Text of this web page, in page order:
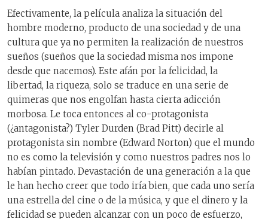
Efectivamente, la película analiza la situación del
hombre moderno, producto de una sociedad y de una
cultura que ya no permiten la realización de nuestros
sueños (sueños que la sociedad misma nos impone
desde que nacemos). Este afán por la felicidad, la
libertad, la riqueza, solo se traduce en una serie de
quimeras que nos engolfan hasta cierta adicción
morbosa. Le toca entonces al co-protagonista
(¿antagonista?) Tyler Durden (Brad Pitt) decirle al
protagonista sin nombre (Edward Norton) que el mundo
no es como la televisión y como nuestros padres nos lo
habían pintado. Devastación de una generación a la que
le han hecho creer que todo iría bien, que cada uno sería
una estrella del cine o de la música, y que el dinero y la
felicidad se pueden alcanzar con un poco de esfuerzo,